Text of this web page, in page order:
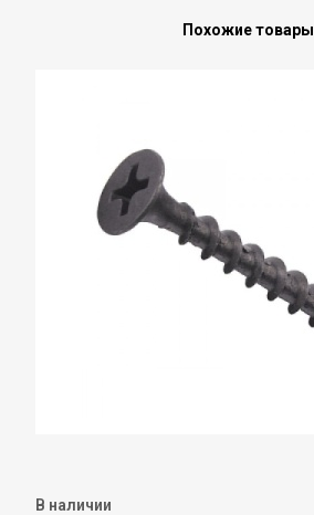
Похожие товары
В наличии